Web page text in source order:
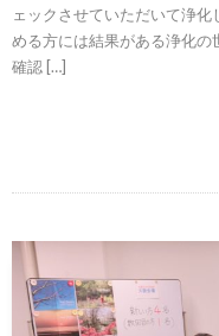
ェックさせていただいて浄
める方には結果がある浄化の
確認 […]